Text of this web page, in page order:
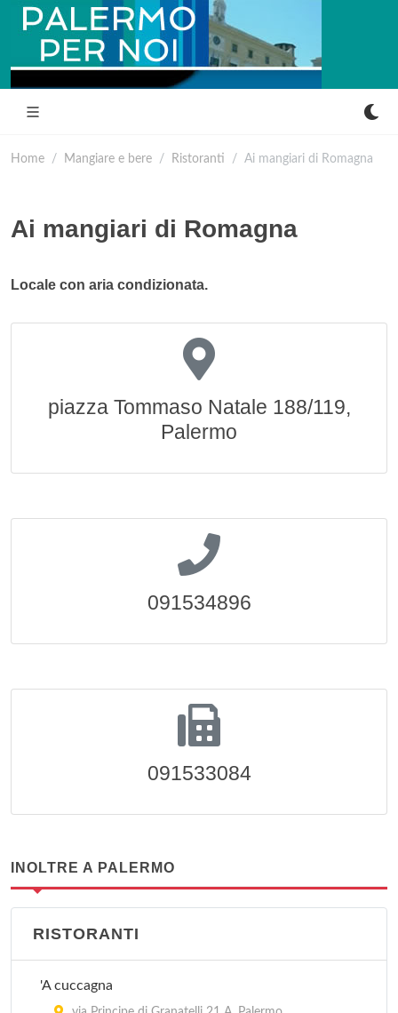
Home Mangiare e bere Ristoranti Ai mangiari di Romagna
Ai mangiari di Romagna
Locale con aria condizionata.
piazza Tommaso Natale 188/119,
Palermo
091534896
091533084
INOLTRE A PALERMO
RISTORANTI
'A cuccagna